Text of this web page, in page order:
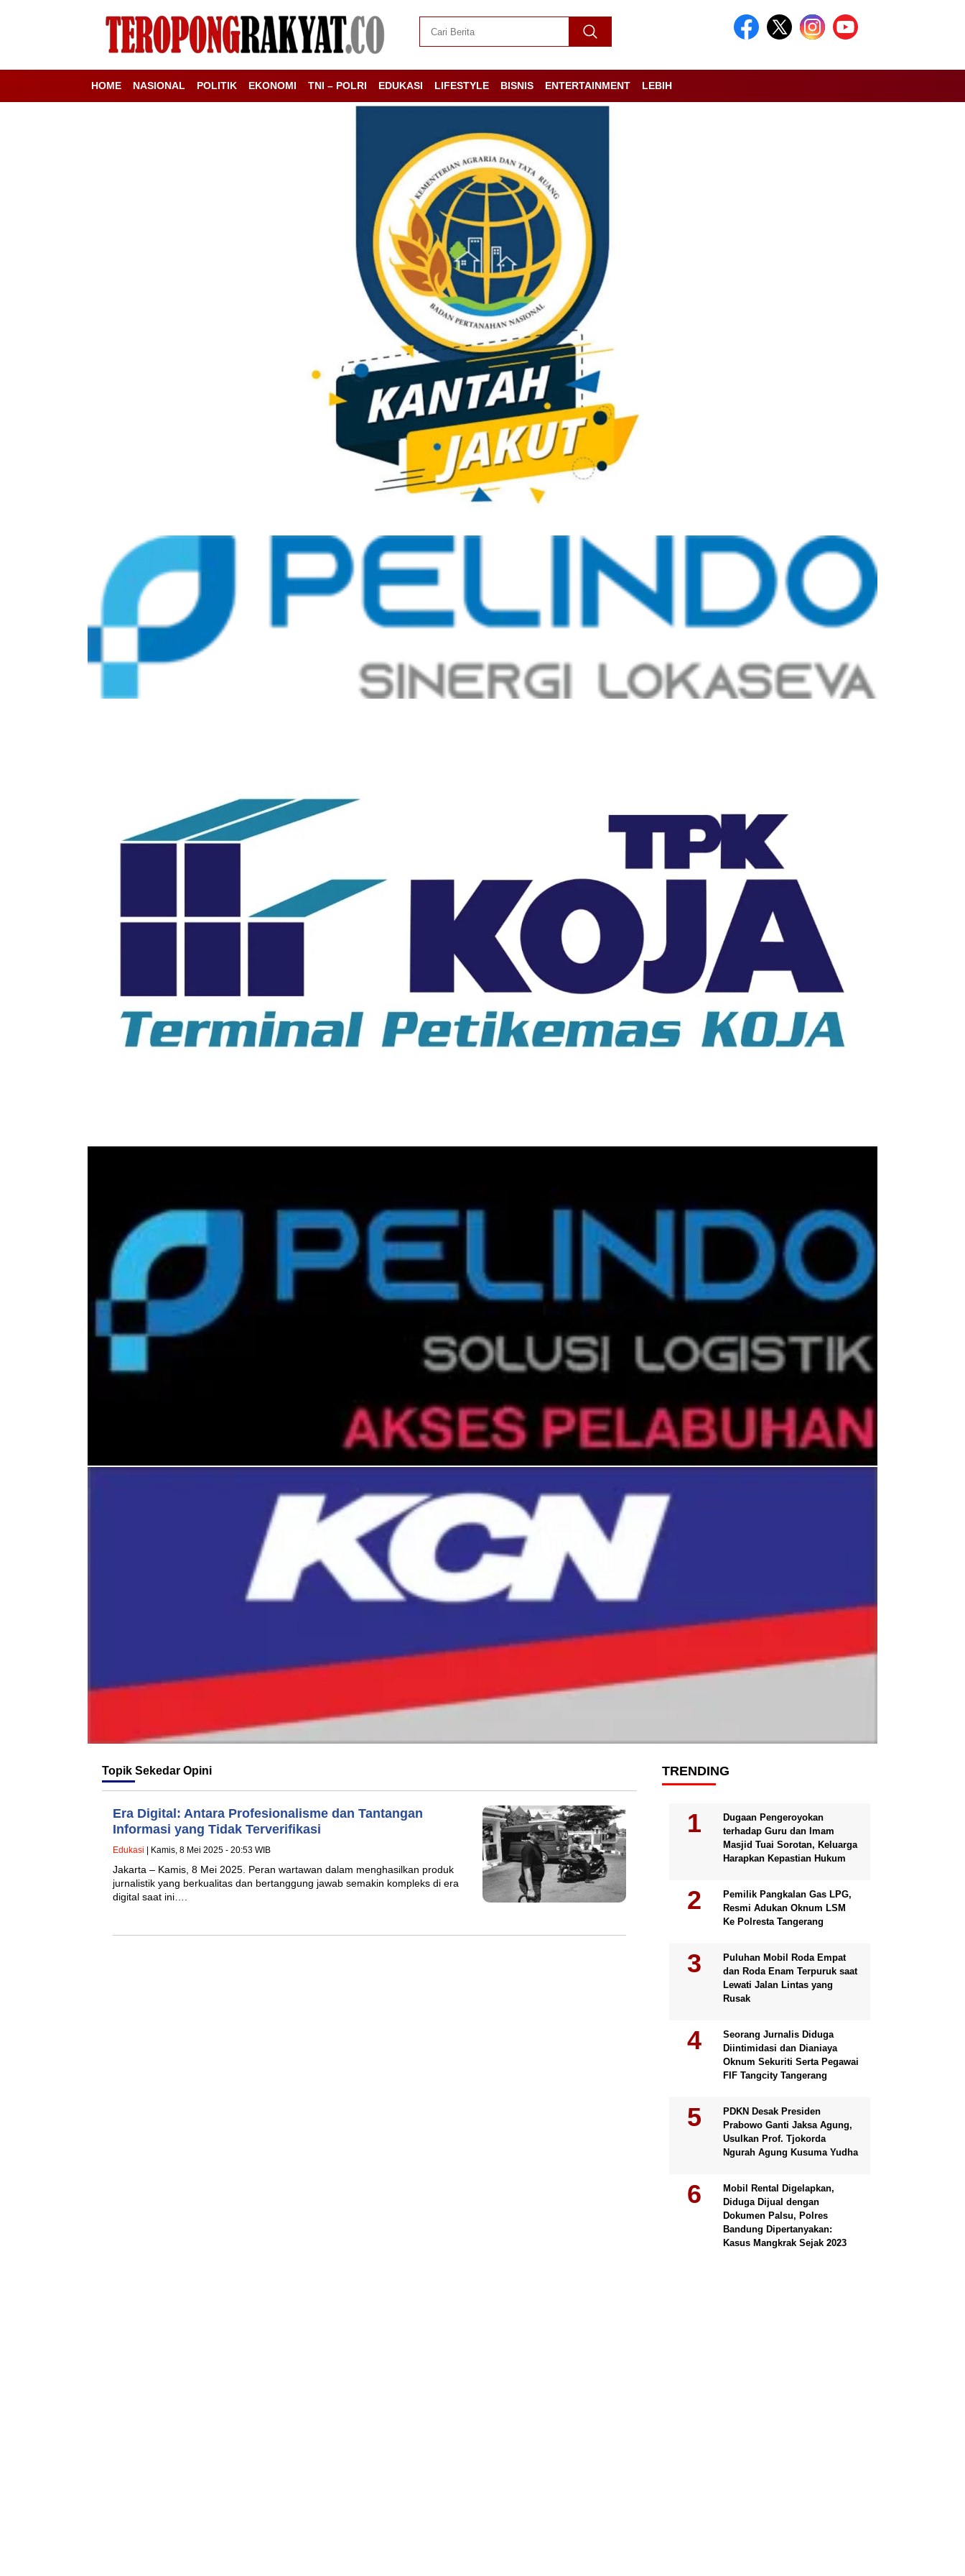
HOME NASIONAL POLITIK EKONOMI TNI – POLRI EDUKASI LIFESTYLE BISNIS ENTERTAINMENT LEBIH
Topik Sekedar Opini
Era Digital: Antara Profesionalisme dan Tantangan
Informasi yang Tidak Terverifikasi
Edukasi | Kamis, 8 Mei 2025 - 20:53 WIB
Jakarta – Kamis, 8 Mei 2025. Peran wartawan dalam menghasilkan produk
jurnalistik yang berkualitas dan bertanggung jawab semakin kompleks di era
digital saat ini….
TRENDING
Dugaan Pengeroyokan
terhadap Guru dan Imam
Masjid Tuai Sorotan, Keluarga
Harapkan Kepastian Hukum
Pemilik Pangkalan Gas LPG,
Resmi Adukan Oknum LSM
Ke Polresta Tangerang
Puluhan Mobil Roda Empat
dan Roda Enam Terpuruk saat
Lewati Jalan Lintas yang
Rusak
Seorang Jurnalis Diduga
Diintimidasi dan Dianiaya
Oknum Sekuriti Serta Pegawai
FIF Tangcity Tangerang
PDKN Desak Presiden
Prabowo Ganti Jaksa Agung,
Usulkan Prof. Tjokorda
Ngurah Agung Kusuma Yudha
Mobil Rental Digelapkan,
Diduga Dijual dengan
Dokumen Palsu, Polres
Bandung Dipertanyakan:
Kasus Mangkrak Sejak 2023